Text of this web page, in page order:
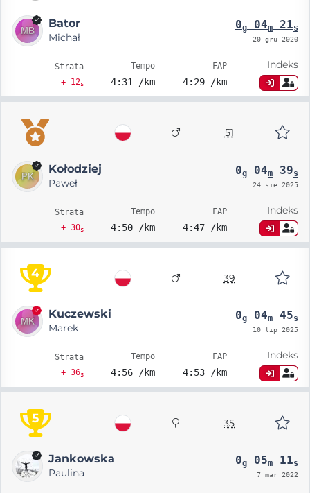
Bator
Michał
0g04m21s
20 gru 2020
Strata
+ 12s
Tempo
4:31 /km
FAP
4:29 /km
Indeks
51
Kołodziej
Paweł
0g04m39s
24 sie 2025
Strata
+ 30s
Tempo
4:50 /km
FAP
4:47 /km
Indeks
4 39
Kuczewski
Marek
0g04m45s
10 lip 2025
Strata
+ 36s
Tempo
4:56 /km
FAP
4:53 /km
Indeks
5 35
Jankowska
Paulina
0g05m11s
7 mar 2022